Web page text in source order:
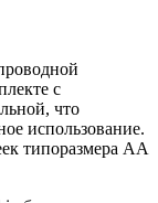
с
что
использование.
типоразмера АА